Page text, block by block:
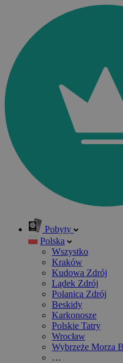
Pobyty
Polska
Wszystko
Kraków
Kudowa Zdrój
Lądek Zdrój
Polanica Zdrój
Beskidy
Karkonosze
Polskie Tatry
Wrocław
Wybrzeże Morza
…